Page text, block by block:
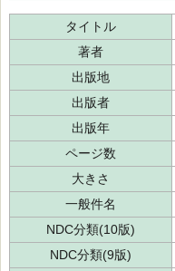
タイトル
著者
出版地
出版者
出版年
ページ数
大きさ
一般件名
NDC分類(10版)
NDC分類(9版)